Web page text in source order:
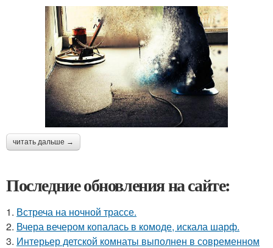
читать дальше →
Последние обновления на сайте:
1. Встреча на ночной трассе.
2. Вчера вечером копалась в комоде, искала шарф.
3. Интерьер детской комнаты выполнен в современном